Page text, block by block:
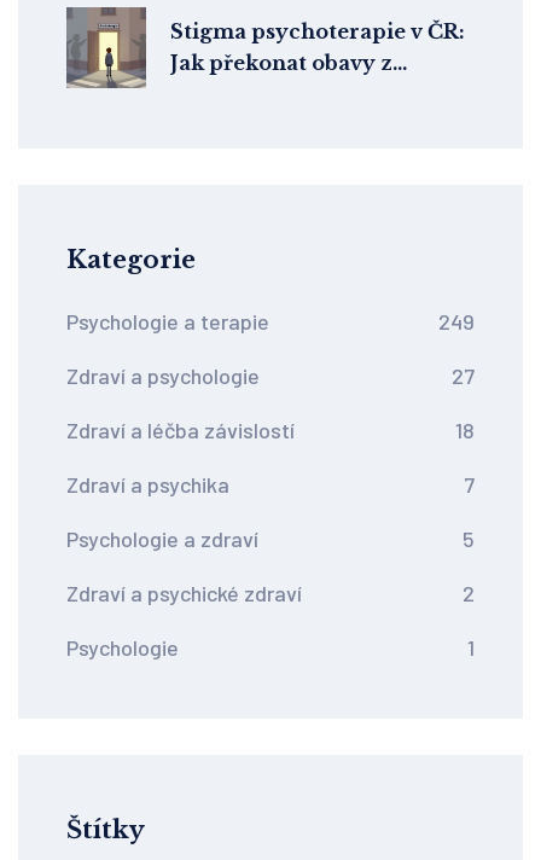
Stigma psychoterapie v ČR:
Jak překonat obavy z
Kategorie
Psychologie a terapie 249
Zdraví a psychologie 27
Zdraví a léčba závislostí 18
Zdraví a psychika 7
Psychologie a zdraví 5
Zdraví a psychické zdraví 2
Psychologie 1
Štítky